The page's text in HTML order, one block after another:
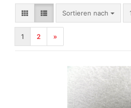
Sortieren nach
Sortieren nach
1 2 »